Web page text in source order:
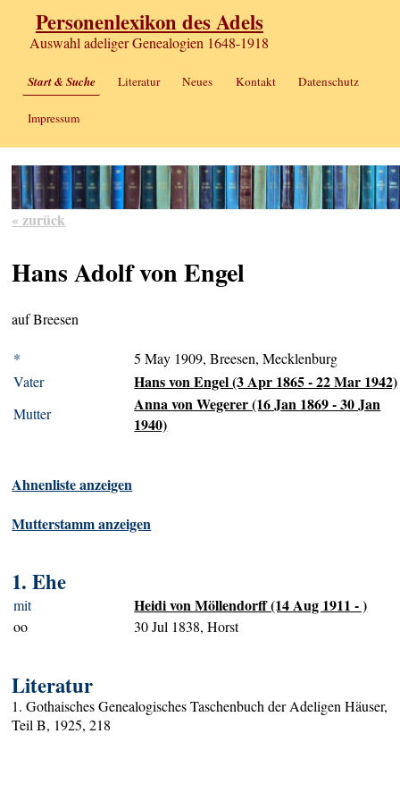
Personenlexikon des Adels
Auswahl adeliger Genealogien 1648-1918
Start & Suche Literatur Neues Kontakt Datenschutz
Impressum
« zurück
Hans Adolf von Engel
auf Breesen
*
5 May 1909, Breesen, Mecklenburg
Vater
Hans von Engel (3 Apr 1865 - 22 Mar 1942)
Mutter
Anna von Wegerer (16 Jan 1869 - 30 Jan
1940)
Ahnenliste anzeigen
Mutterstamm anzeigen
1. Ehe
mit Heidi von Möllendorff (14 Aug 1911 - )
oo 30 Jul 1838, Horst
Literatur
1. Gothaisches Genealogisches Taschenbuch der Adeligen Häuser,
Teil B, 1925, 218